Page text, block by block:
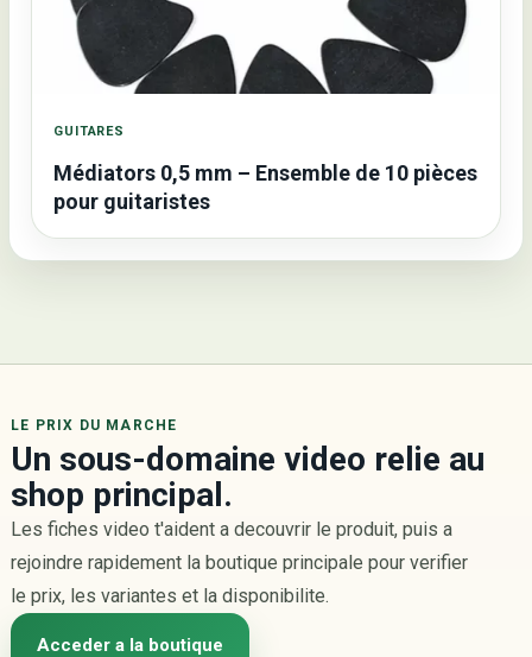
GUITARES
Médiators 0,5 mm – Ensemble de 10 pièces
pour guitaristes
LE PRIX DU MARCHE
Un sous-domaine video relie au
shop principal.
Les fiches video t'aident a decouvrir le produit, puis a
rejoindre rapidement la boutique principale pour verifier
le prix, les variantes et la disponibilite.
Acceder a la boutique